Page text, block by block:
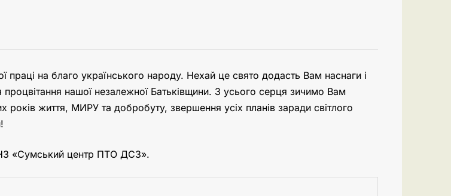
праці на благо українського народу. Нехай це свято додасть Вам наснаги і
процвітання нашої незалежної Батьківщини. З усього серця зичимо Вам
років життя, МИРУ та добробуту, звершення усіх планів заради світлого
«Сумський центр ПТО ДСЗ».